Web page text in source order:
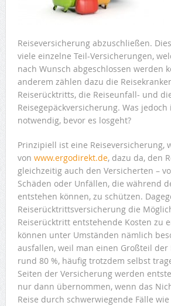
Reiseversicherung abzuschließen.
viele einzelne Teil-Versicherungen,
nach Wunsch abgeschlossen werden
anderem zählen dazu die
Reiserücktritts, die Reiseunfall- und
Reisegepäckversicherung. Was
notwendig, bevor es losgeht?
Prinzipiell ist eine Reiseversicherung,
von www.ergodirekt.de, dazu da, den
gleichzeitig auch den Versicherten –
Schäden oder Unfällen, die während
entstehen können, zu schützen.
Reiserücktrittsversicherung die
Reiserücktritt entstehende Kosten zu
können unter Umständen nämlich
ausfallen, weil man einen Großteil der
rund 80 %, häufig trotzdem selbst
Seiten der Versicherung werden
nur dann übernommen, wenn das
Reise durch schwerwiegende Fälle